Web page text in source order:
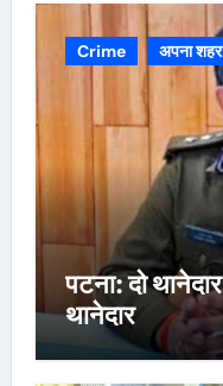
Crime अपना शहर
पटना: दो
थानेदार